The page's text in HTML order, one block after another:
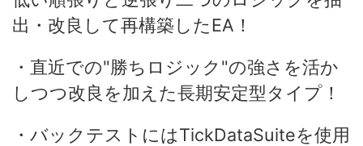
出・改良して再構築したEA！
・直近での"勝ちロジック"の強さを活か
しつつ改良を加えた長期安定型タイプ！
・バックテストにはTickDataSuiteを使用